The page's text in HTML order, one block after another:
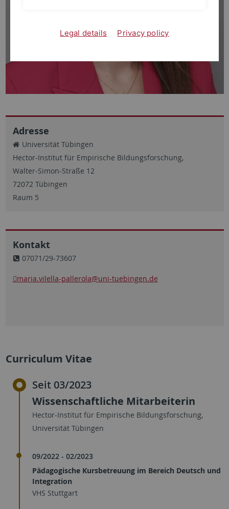
Adresse
Universität Tübingen
Hector-Institut für Empirische Bildungsforschung,
Walter-Simon-Straße 12
72072 Tübingen
Raum 5
Kontakt
07071/29-73607
maria.vilella-pallerola@uni-tuebingen.de
Curriculum Vitae
Seit 03/2023
Wissenschaftliche Mitarbeiterin
Hector-Institut für Empirische Bildungsforschung,
Universität Tübingen
09/2022 - 02/2023
Pädagogische Kursbetreuung im Bereich Deutsch und
Integration
VHS Stuttgart
Legal details Privacy policy